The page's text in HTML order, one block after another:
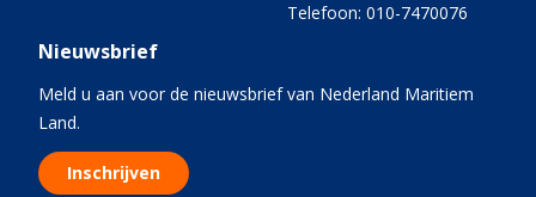
Telefoon: 010-7470076
Nieuwsbrief
Meld u aan voor de nieuwsbrief van Nederland Maritiem
Land.
Inschrijven